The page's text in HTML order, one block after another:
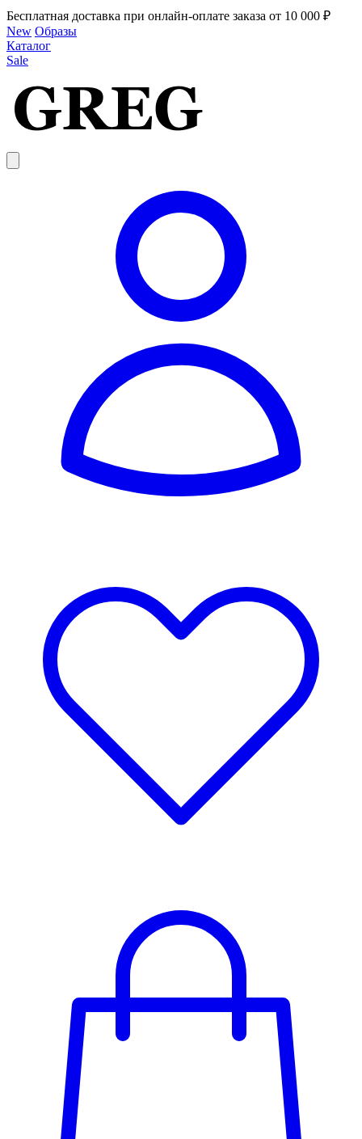
Бесплатная доставка при онлайн-оплате заказа от 10 000 ₽
New Образы
Каталог
Sale